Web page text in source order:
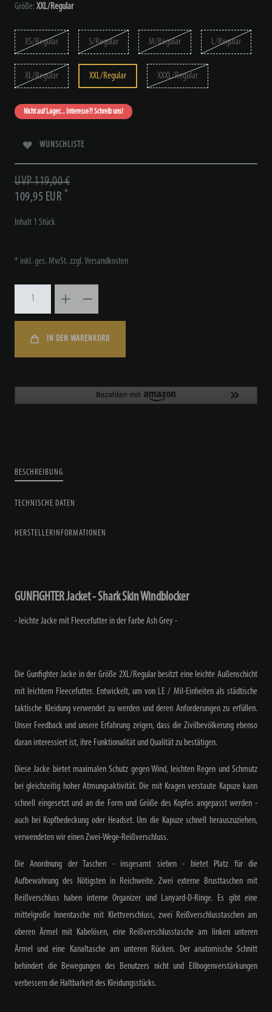
Größe: XXL/Regular
XS/Regular S/Regular M/Regular L/Regular
XL/Regular XXL/Regular XXXL/Regular
Nicht auf Lager... Interesse?! Schreib uns!
WUNSCHLISTE
UVP 119,00 €
109,95 EUR *
Inhalt 1 Stück
* inkl. ges. MwSt. zzgl.Versandkosten
IN DEN WARENKORB
BESCHREIBUNG
TECHNISCHE DATEN
HERSTELLERINFORMATIONEN
GUNFIGHTER Jacket - Shark Skin Windblocker
- leichte Jacke mit Fleecefutter in der Farbe Ash Grey -
Die Gunfighter Jacke in der Größe 2XL/Regular besitzt eine leichte Außenschicht
mit leichtem Fleecefutter. Entwickelt, um von LE / Mil-Einheiten als städtische
taktische Kleidung verwendet zu werden und deren Anforderungen zu erfüllen.
Unser Feedback und unsere Erfahrung zeigen, dass die Zivilbevölkerung ebenso
daran interessiert ist, ihre Funktionalität und Qualität zu bestätigen.
Diese Jacke bietet maximalen Schutz gegen Wind, leichten Regen und Schmutz
bei gleichzeitig hoher Atmungsaktivität. Die mit Kragen verstaute Kapuze kann
schnell eingesetzt und an die Form und Größe des Kopfes angepasst werden -
auch bei Kopfbedeckung oder Headset. Um die Kapuze schnell herauszuziehen,
verwendeten wir einen Zwei-Wege-Reißverschluss.
Die Anordnung der Taschen - insgesamt sieben - bietet Platz für die
Aufbewahrung des Nötigsten in Reichweite. Zwei externe Brusttaschen mit
Reißverschluss haben interne Organizer und Lanyard-D-Ringe. Es gibt eine
mittelgroße Innentasche mit Klettverschluss, zwei Reißverschlusstaschen am
oberen Ärmel mit Kabelösen, eine Reißverschlusstasche am linken unteren
Ärmel und eine Kanaltasche am unteren Rücken. Der anatomische Schnitt
behindert die Bewegungen des Benutzers nicht und Ellbogenverstärkungen
verbessern die Haltbarkeit des Kleidungsstücks.